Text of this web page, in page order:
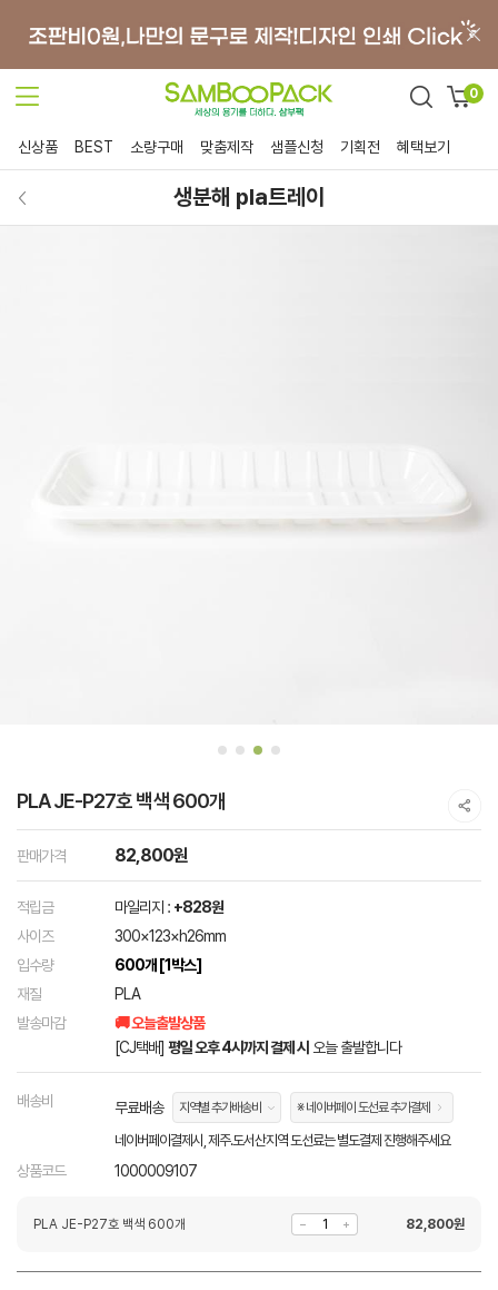
0
신상품 BEST 소량구매 맞춤제작 샘플신청 기획전 혜택보기
생분해 pla트레이
PLA JE-P27호 백색 600개
판매가격 82,800원
적립금 마일리지 : +828원
사이즈
300×123×h26mm
입수량
600개 [1박스]
재질
PLA
발송마감
🚚 오늘출발상품
[CJ택배] 평일 오후 4시까지 결제 시 오늘 출발합니다
배송비 무료배송 지역별 추가배송비 ※ 네이버페이 도선료 추가결제
네이버페이결제시, 제주.도서산지역 도선료는 별도결제 진행해주세요
상품코드 1000009107
PLA JE-P27호 백색 600개 82,800원